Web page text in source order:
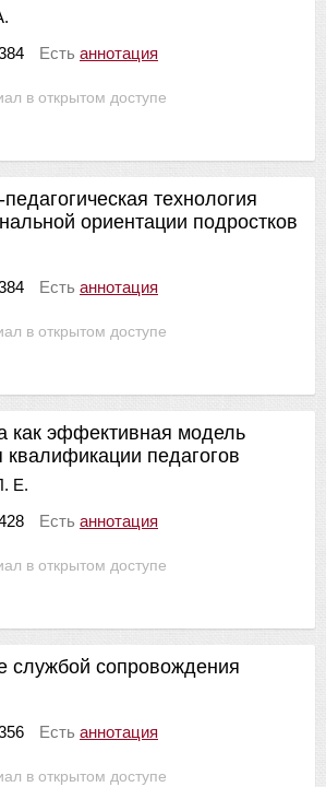
в открытом доступе
Есть аннотация
в открытом доступе
технология
ориентации подростков
Есть аннотация
в открытом доступе
как эффективная модель
педагогов
Е.
Есть аннотация
в открытом доступе
службой сопровождения
Есть аннотация